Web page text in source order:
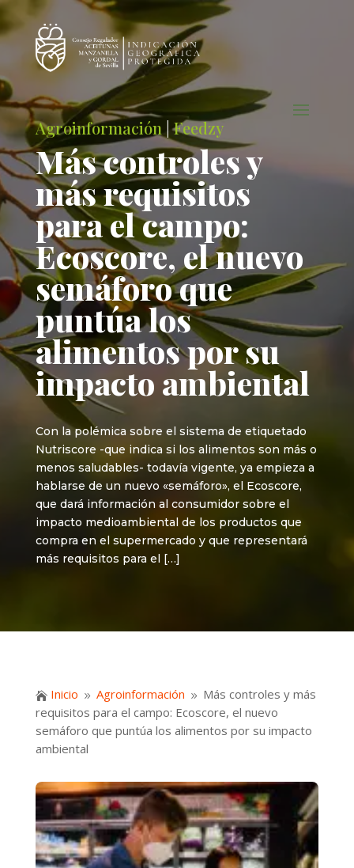
Agroinformación |Feedzy
Más controles y
más requisitos
para el campo:
Ecoscore, el nuevo
semáforo que
puntúa los
alimentos por su
impacto ambiental
Con la polémica sobre el sistema de etiquetado
Nutriscore -que indica si los alimentos son más o
menos saludables- todavía vigente, ya empieza a
hablarse de un nuevo «semáforo», el Ecoscore,
que dará información al consumidor sobre el
impacto medioambiental de los productos que
compra en el supermercado y que representará
más requisitos para el […]
 Inicio 9 Agroinformación 9 Más controles y más
requisitos para el campo: Ecoscore, el nuevo
semáforo que puntúa los alimentos por su impacto
ambiental